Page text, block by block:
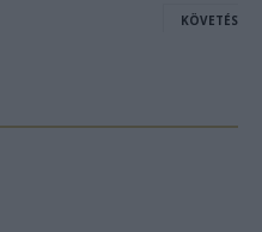
KÖVETÉS